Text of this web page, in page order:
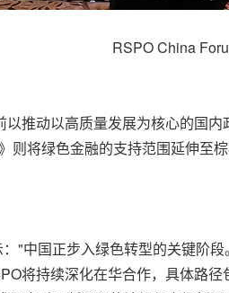
RSPO China
推动以高质量发展为核心的国
将绿色金融的支持范围延伸至
"中国正步入绿色转型的关键阶
将持续深化在华合作，具体路